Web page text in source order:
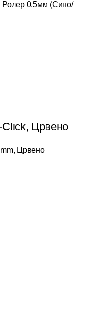
Ролер 0.5мм (Сино/
Црвено
Црвено